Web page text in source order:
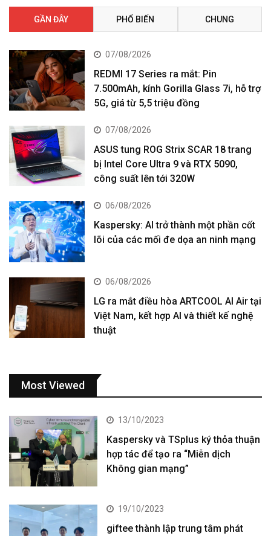
GẦN ĐÂY PHỔ BIẾN CHUNG
07/08/2026
REDMI 17 Series ra mắt: Pin
7.500mAh, kính Gorilla Glass 7i, hỗ trợ
5G, giá từ 5,5 triệu đồng
07/08/2026
ASUS tung ROG Strix SCAR 18 trang
bị Intel Core Ultra 9 và RTX 5090,
công suất lên tới 320W
06/08/2026
Kaspersky: AI trở thành một phần cốt
lõi của các mối đe dọa an ninh mạng
06/08/2026
LG ra mắt điều hòa ARTCOOL AI Air tại
Việt Nam, kết hợp AI và thiết kế nghệ
thuật
Most Viewed
13/10/2023
Kaspersky và TSplus ký thỏa thuận
hợp tác để tạo ra “Miễn dịch
Không gian mạng”
19/10/2023
giftee thành lập trung tâm phát